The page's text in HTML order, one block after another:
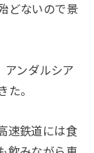
どないので景
アンダルシア
た。
速鉄道には食